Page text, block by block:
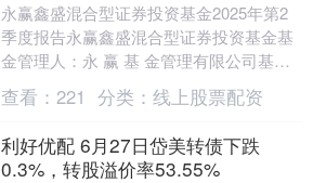
永赢鑫盛混合型证券投资基金2025年第2
季度报告永赢鑫盛混合型证券投资基金基
金管理人：永 赢 基 金管理有限公司基金
托管人：兴业银行股份有限公司报告送出
日期：2....
查看： 221 分类： 线上股票配资
利好优配 6月27日岱美转债下跌
0.3%，转股溢价率53.55%